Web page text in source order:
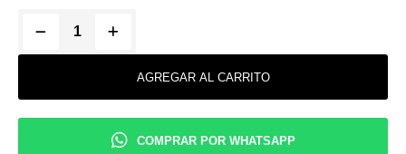
AGREGAR AL CARRITO
COMPRAR POR WHATSAPP